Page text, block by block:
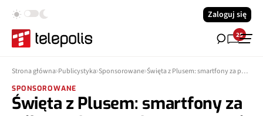
Zaloguj się
25
Strona główna Publicystyka Sponsorowane Święta z Plusem: smartfony za pół ceny i streamingowy zawrót głowy
SPONSOROWANE
Święta z Plusem: smartfony za